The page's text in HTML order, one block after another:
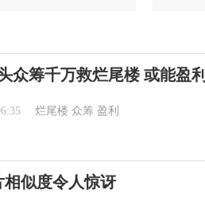
众筹千万救烂尾楼 或能盈利
烂尾楼 众筹 盈利
似度令人惊讶